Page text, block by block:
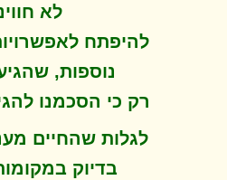
לא
להיפתח ל
נוספות,
רק כי הסכמנו
לגלות שהחיים
בדיוק